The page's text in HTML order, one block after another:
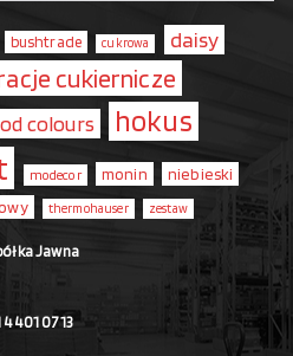
bushtrade cukrowa daisy
cukiernicze
colours hokus
modecor monin niebieski
thermohauser zestaw
Jawna
4401 0713